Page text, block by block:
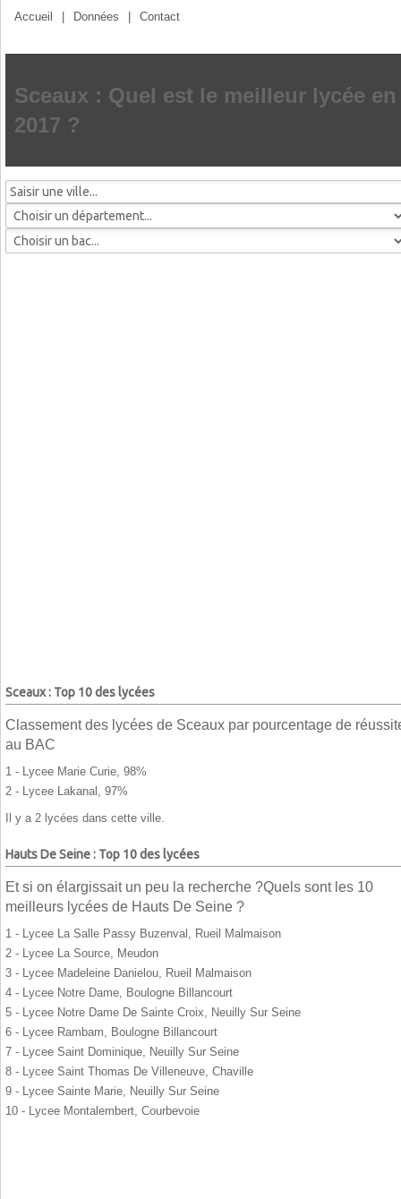
Accueil Données Contact
Sceaux : Quel est le meilleur lycée en
2017 ?
Sceaux : Top 10 des lycées
Classement des lycées de Sceaux par pourcentage de
au BAC
1 - Lycee Marie Curie, 98%
2 - Lycee Lakanal, 97%
Il y a 2 lycées dans cette ville.
Hauts De Seine : Top 10 des lycées
Et si on élargissait un peu la recherche ?Quels sont les 10
meilleurs lycées de Hauts De Seine ?
1 - Lycee La Salle Passy Buzenval, Rueil Malmaison
2 - Lycee La Source, Meudon
3 - Lycee Madeleine Danielou, Rueil Malmaison
4 - Lycee Notre Dame, Boulogne Billancourt
5 - Lycee Notre Dame De Sainte Croix, Neuilly Sur Seine
6 - Lycee Rambam, Boulogne Billancourt
7 - Lycee Saint Dominique, Neuilly Sur Seine
8 - Lycee Saint Thomas De Villeneuve, Chaville
9 - Lycee Sainte Marie, Neuilly Sur Seine
10 - Lycee Montalembert, Courbevoie